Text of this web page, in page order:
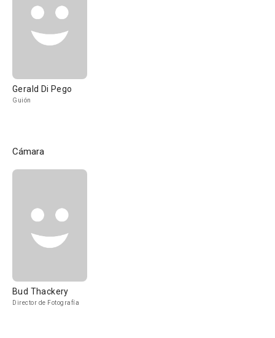
Gerald Di Pego
Guión
Cámara
Bud Thackery
Director de Fotografía